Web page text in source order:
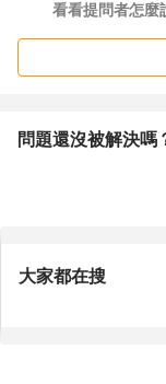
看看提問者怎麼
問題還沒被解決嗎
大家都在搜